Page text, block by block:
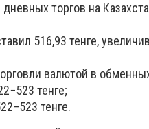
торгов на
516,93 тенге,
валютой в
тенге;
тенге.